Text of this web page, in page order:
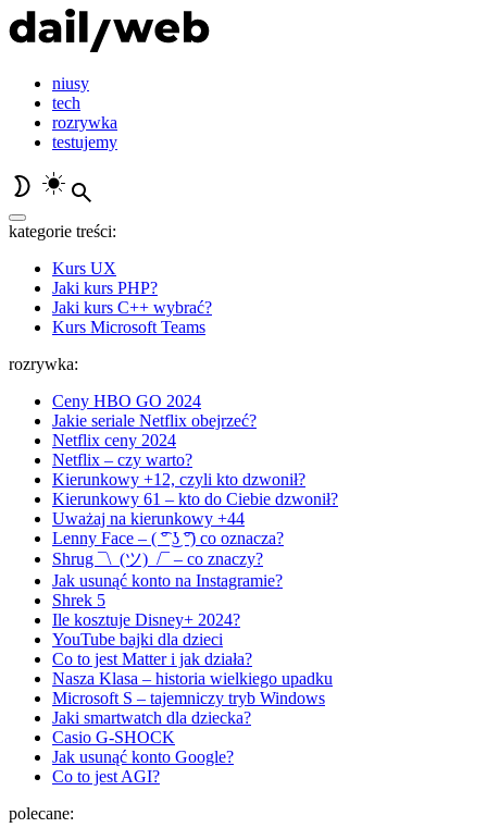
niusy
tech
rozrywka
testujemy
kategorie treści:
Kurs UX
Jaki kurs PHP?
Jaki kurs C++ wybrać?
Kurs Microsoft Teams
rozrywka:
Ceny HBO GO 2024
Jakie seriale Netflix obejrzeć?
Netflix ceny 2024
Netflix – czy warto?
Kierunkowy +12, czyli kto dzwonił?
Kierunkowy 61 – kto do Ciebie dzwonił?
Uważaj na kierunkowy +44
Lenny Face – ( ͡° ͜ʖ ͡°) co oznacza?
Shrug ¯\_(ツ)_/¯ – co znaczy?
Jak usunąć konto na Instagramie?
Shrek 5
Ile kosztuje Disney+ 2024?
YouTube bajki dla dzieci
Co to jest Matter i jak działa?
Nasza Klasa – historia wielkiego upadku
Microsoft S – tajemniczy tryb Windows
Jaki smartwatch dla dziecka?
Casio G-SHOCK
Jak usunąć konto Google?
Co to jest AGI?
polecane: